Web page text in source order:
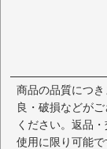
商品の品質につ
良・破損などが
ください。返品
使用に限り可能で